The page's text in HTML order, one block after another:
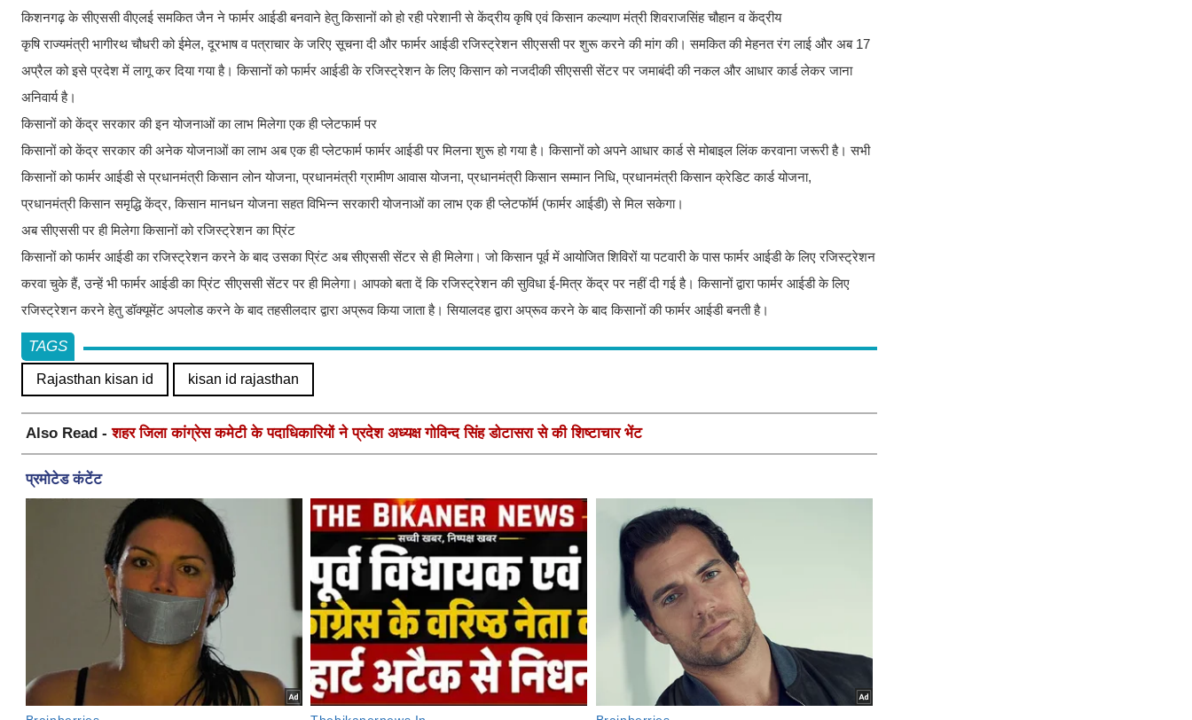
किशनगढ़ के सीएससी वीएलई समकित जैन ने फार्मर आईडी बनवाने हेतु किसानों को हो रही परेशानी से केंद्रीय कृषि एवं किसान कल्याण मंत्री शिवराजसिंह चौहान व केंद्रीय
कृषि राज्यमंत्री भागीरथ चौधरी को ईमेल, दूरभाष व पत्राचार के जरिए सूचना दी और फार्मर आईडी रजिस्ट्रेशन सीएससी पर शुरू करने की मांग की। समकित की मेहनत रंग लाई और अब 17
अप्रैल को इसे प्रदेश में लागू कर दिया गया है। किसानों को फार्मर आईडी के रजिस्ट्रेशन के लिए किसान को नजदीकी सीएससी सेंटर पर जमाबंदी की नकल और आधार कार्ड लेकर जाना
अनिवार्य है।
किसानों को केंद्र सरकार की इन योजनाओं का लाभ मिलेगा एक ही प्लेटफार्म पर
किसानों को केंद्र सरकार की अनेक योजनाओं का लाभ अब एक ही प्लेटफार्म फार्मर आईडी पर मिलना शुरू हो गया है। किसानों को अपने आधार कार्ड से मोबाइल लिंक करवाना जरूरी है। सभी
किसानों को फार्मर आईडी से प्रधानमंत्री किसान लोन योजना, प्रधानमंत्री ग्रामीण आवास योजना, प्रधानमंत्री किसान सम्मान निधि, प्रधानमंत्री किसान क्रेडिट कार्ड योजना,
प्रधानमंत्री किसान समृद्धि केंद्र, किसान मानधन योजना सहत विभिन्न सरकारी योजनाओं का लाभ एक ही प्लेटफॉर्म (फार्मर आईडी) से मिल सकेगा।
अब सीएससी पर ही मिलेगा किसानों को रजिस्ट्रेशन का प्रिंट
किसानों को फार्मर आईडी का रजिस्ट्रेशन करने के बाद उसका प्रिंट अब सीएससी सेंटर से ही मिलेगा। जो किसान पूर्व में आयोजित शिविरों या पटवारी के पास फार्मर आईडी के लिए रजिस्ट्रेशन
करवा चुके हैं, उन्हें भी फार्मर आईडी का प्रिंट सीएससी सेंटर पर ही मिलेगा। आपको बता दें कि रजिस्ट्रेशन की सुविधा ई-मित्र केंद्र पर नहीं दी गई है। किसानों द्वारा फार्मर आईडी के लिए
रजिस्ट्रेशन करने हेतु डॉक्यूमेंट अपलोड करने के बाद तहसीलदार द्वारा अप्रूव किया जाता है। सियालदह द्वारा अप्रूव करने के बाद किसानों की फार्मर आईडी बनती है।
TAGS
Rajasthan kisan id kisan id rajasthan
Also Read -शहर जिला कांग्रेस कमेटी के पदाधिकारियों ने प्रदेश अध्यक्ष गोविन्द सिंह डोटासरा से की शिष्टाचार भेंट